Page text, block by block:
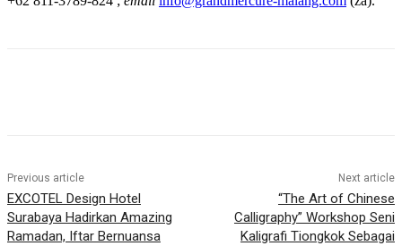
Previous article
EXCOTEL Design Hotel
Surabaya Hadirkan Amazing
Ramadan, Iftar Bernuansa
Next article
“The Art of Chinese
Calligraphy” Workshop Seni
Kaligrafi Tiongkok Sebagai